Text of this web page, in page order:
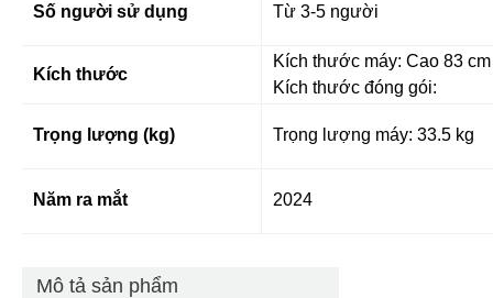
Số người sử dụng Từ 3-5 người
Kích thước
Kích thước máy: Cao 83
Kích thước đóng gói:
Trọng lượng (kg) Trọng lượng máy: 33.5 kg
Năm ra mắt 2024
Mô tả sản phẩm